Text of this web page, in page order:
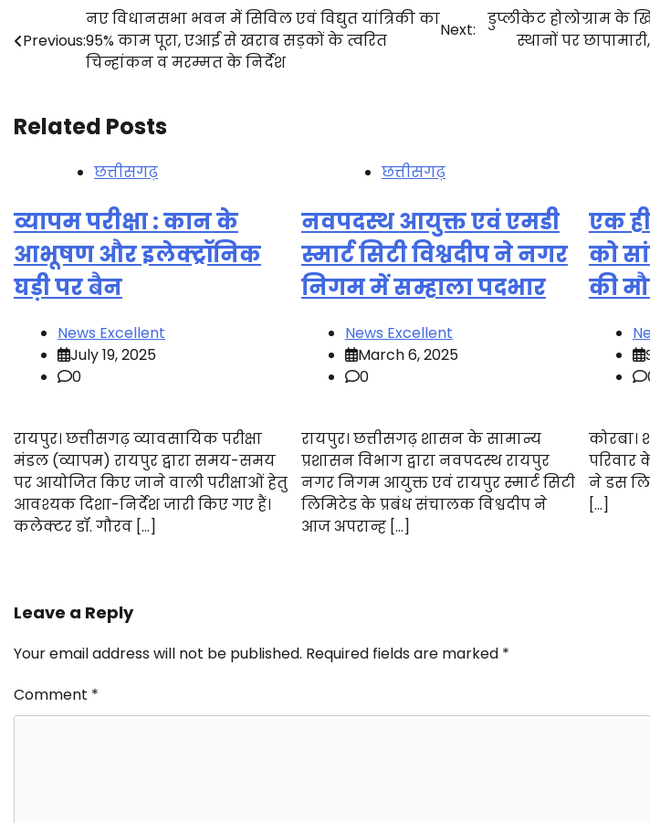
navigation
Previous:
नए विधानसभा भवन में सिविल एवं विद्युत यांत्रिकी का
95% काम पूरा, एआई से खराब सड़कों के त्वरित
चिन्हांकन व मरम्मत के निर्देश
Next:
डुप्लीकेट होलोग्राम के
स्थानों पर
Related Posts
छत्तीसगढ़
व्यापम परीक्षा : कान के
आभूषण और इलेक्ट्रॉनिक
घड़ी पर बैन
News Excellent
July 19, 2025
0
रायपुर। छत्तीसगढ़ व्यावसायिक परीक्षा
मंडल (व्यापम) रायपुर द्वारा समय-समय
पर आयोजित किए जाने वाली परीक्षाओं हेतु
आवश्यक दिशा-निर्देश जारी किए गए हैं।
कलेक्टर डॉ. गौरव […]
छत्तीसगढ़
नवपदस्थ आयुक्त एवं एमडी
स्मार्ट सिटी विश्वदीप ने नगर
निगम में सम्हाला पदभार
News Excellent
March 6, 2025
0
रायपुर। छत्तीसगढ़ शासन के सामान्य
प्रशासन विभाग द्वारा नवपदस्थ रायपुर
नगर निगम आयुक्त एवं रायपुर स्मार्ट सिटी
लिमिटेड के प्रबंध संचालक विश्वदीप ने
आज अपरान्ह […]
एक
को
की
कोरबा।
परिवार
ने डस
[…]
Leave a Reply
Your email address will not be published. Required fields are marked *
Comment *